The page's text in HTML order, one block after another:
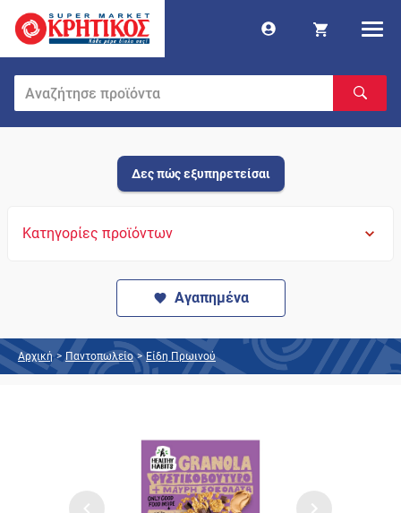
Δες πώς εξυπηρετείσαι
Κατηγορίες προϊόντων
Αγαπημένα
Αρχική > Παντοπωλείο > Είδη Πρωινού